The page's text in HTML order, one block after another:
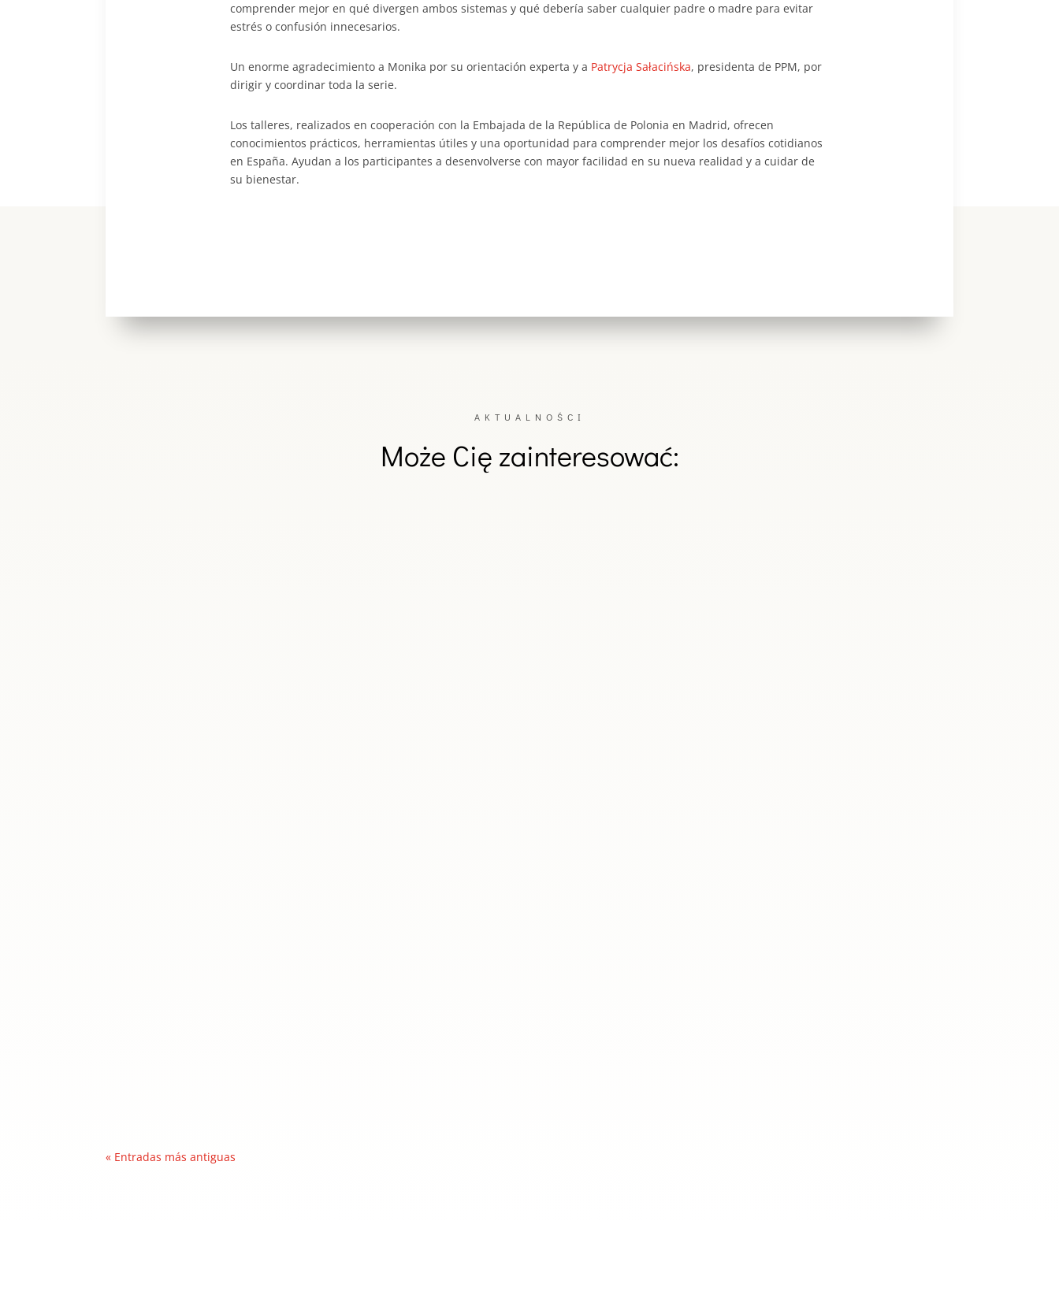
comprender mejor en qué divergen ambos sistemas y qué debería saber cualquier padre o madre para evitar
estrés o confusión innecesarios.
Un enorme agradecimiento a Monika por su orientación experta y a Patrycja Sałacińska, presidenta de PPM, por
dirigir y coordinar toda la serie.
Los talleres, realizados en cooperación con la Embajada de la República de Polonia en Madrid, ofrecen
conocimientos prácticos, herramientas útiles y una oportunidad para comprender mejor los desafíos cotidianos
en España. Ayudan a los participantes a desenvolverse con mayor facilidad en su nueva realidad y a cuidar de
su bienestar.
AKTUALNOŚCI
Może Cię zainteresować:
« Entradas más antiguas